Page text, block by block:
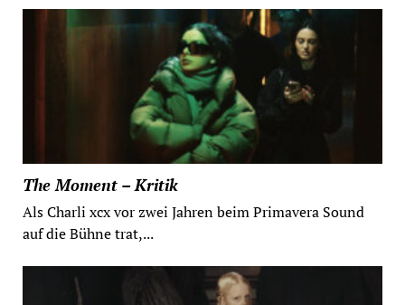
The Moment – Kritik
Als Charli xcx vor zwei Jahren beim Primavera Sound
auf die Bühne trat,...